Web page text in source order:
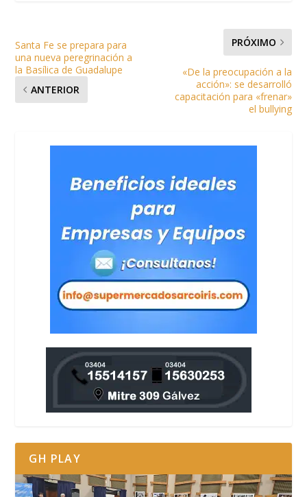
Santa Fe se prepara para
una nueva peregrinación a
la Basílica de Guadalupe
ANTERIOR
PRÓXIMO
«De la preocupación a la
acción»: se desarrolló
capacitación para «frenar»
el bullying
GH PLAY